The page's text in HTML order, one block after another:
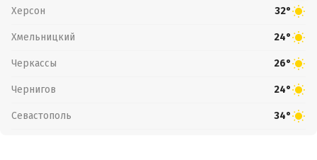
Херсон 32°
Хмельницкий 24°
Черкассы 26°
Чернигов 24°
Севастополь 34°